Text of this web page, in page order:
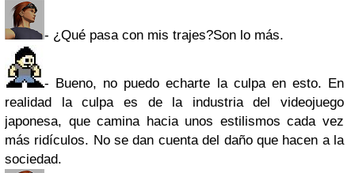
- ¿Qué pasa con mis trajes?Son lo más.
- Bueno, no puedo echarte la culpa en esto. En
realidad la culpa es de la industria del videojuego
japonesa, que camina hacia unos estilismos cada vez
más ridículos. No se dan cuenta del daño que hacen a la
sociedad.